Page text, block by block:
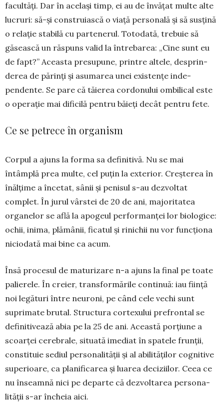
facultăți. Dar în ace­lași timp, ei au de învățat mul­te alte
lucruri: să-și con­struiască o viață perso­nală și să susțină
o relație sta­bilă cu partenerul. Toto­dată, trebuie să
găsească un răspuns valid la întrebarea: „Cine sunt eu
de fapt?” Aceasta presupune, printre altele, desprin­
derea de părinți și asumarea unei existențe inde­
pendente. Se pare că tăierea cordonului ombilical este
o operație mai dificilă pentru băieți decât pentru fete.
Ce se petrece în organism
Corpul a ajuns la forma sa defi­nitivă. Nu se mai
întâmplă prea multe, cel puțin la exterior. Creșterea în
înălțime a încetat, sânii și penisul s-au dezvoltat
complet. În jurul vârstei de 20 de ani, majoritatea
organelor se află la apogeul per­for­manței lor biologice:
ochii, inima, plămânii, fica­tul și rinichii nu vor funcționa
niciodată mai bine ca acum.
Însă procesul de maturizare n-a ajuns la final pe toate
palierele. În creier, transformările conti­nuă: iau ființă
noi legături între neuroni, pe când cele vechi sunt
suprimate brutal. Structura cor­texu­lui prefrontal se
definitivează abia pe la 25 de ani. Această porțiune a
scoarței cerebrale, situată imediat în spatele frunții,
constituie sediul perso­nalității și al abilităților cognitive
superioare, ca planificarea și luarea deciziilor. Ceea ce
nu în­seamnă nici pe departe că dezvoltarea persona­
lității s-ar încheia aici.